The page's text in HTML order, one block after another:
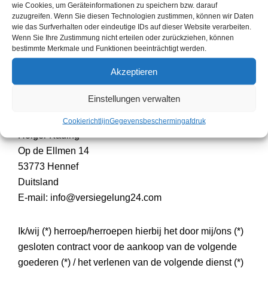
wie Cookies, um Geräteinformationen zu speichern bzw. darauf
zuzugreifen. Wenn Sie diesen Technologien zustimmen, können wir Daten
wie das Surfverhalten oder eindeutige IDs auf dieser Website verarbeiten.
Wenn Sie Ihre Zustimmung nicht erteilen oder zurückziehen, können
bestimmte Merkmale und Funktionen beeinträchtigt werden.
Akzeptieren
Einstellungen verwalten
CookierichtlijnGegevensbeschermingafdruk
Als u het contract wilt herroepen, vul dan dit formulier
in en stuur het terug.
Holger Kading
Op de Ellmen 14
53773 Hennef
Duitsland
E-mail: info@versiegelung24.com
Ik/wij (*) herroep/herroepen hierbij het door mij/ons (*)
gesloten contract voor de aankoop van de volgende
goederen (*) / het verlenen van de volgende dienst (*)